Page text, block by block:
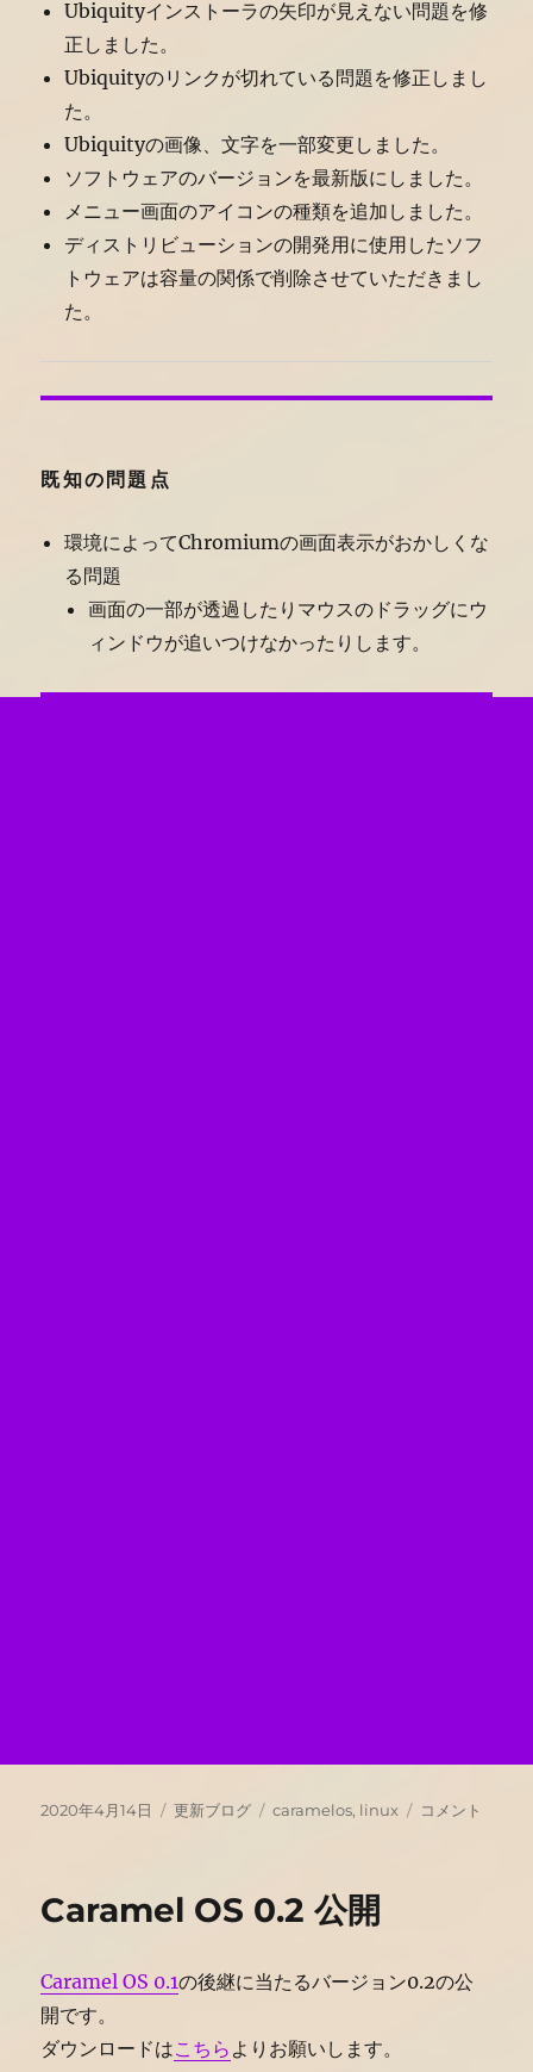
Ubiquityインストーラの矢印が見えない問題を修
正しました。
Ubiquityのリンクが切れている問題を修正しまし
た。
Ubiquityの画像、文字を一部変更しました。
ソフトウェアのバージョンを最新版にしました。
メニュー画面のアイコンの種類を追加しました。
ディストリビューションの開発用に使用したソフ
トウェアは容量の関係で削除させていただきまし
た。
既知の問題点
環境によってChromiumの画面表示がおかしくな
る問題
画面の一部が透過したりマウスのドラッグにウ
ィンドウが追いつけなかったりします。
投
2020年4月14日
カ
ー
更新ブログ
タ
caramelos, linux
Caramel
コメント
Caramel OS 0.2 公開
Caramel OS 0.1の後継に当たるバージョン0.2の公
開です。
ダウンロードはこちら よりお願いします。